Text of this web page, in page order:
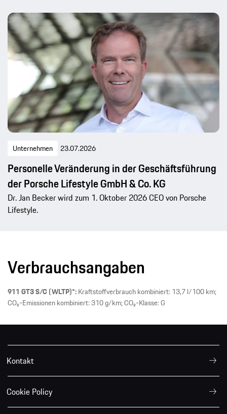
Unternehmen 23.07.2026
Personelle Veränderung in der Geschäftsführung
der Porsche Lifestyle GmbH & Co. KG
Dr. Jan Becker wird zum 1. Oktober 2026 CEO von Porsche
Lifestyle.
Verbrauchsangaben
911 GT3 S/C (WLTP)*:Kraftstoffverbrauch kombiniert: 13,7 l/100 km;
CO₂-Emissionen kombiniert: 310 g/km; CO₂-Klasse: G
Kontakt
Cookie Policy